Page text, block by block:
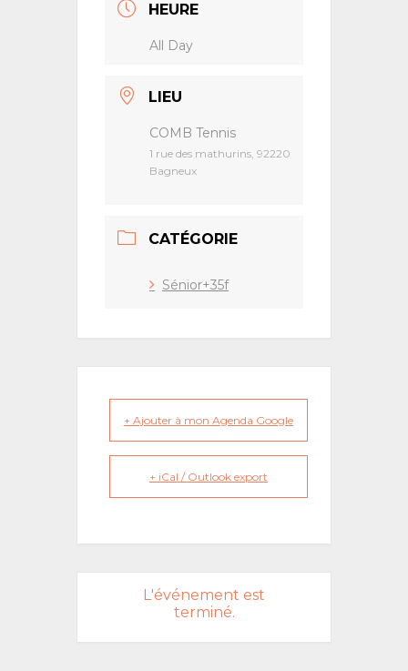
HEURE
All Day
LIEU
COMB Tennis
1 rue des mathurins, 92220
Bagneux
CATÉGORIE
Sénior+35f
+ Ajouter à mon Agenda Google
+ iCal / Outlook export
L'événement est
terminé.